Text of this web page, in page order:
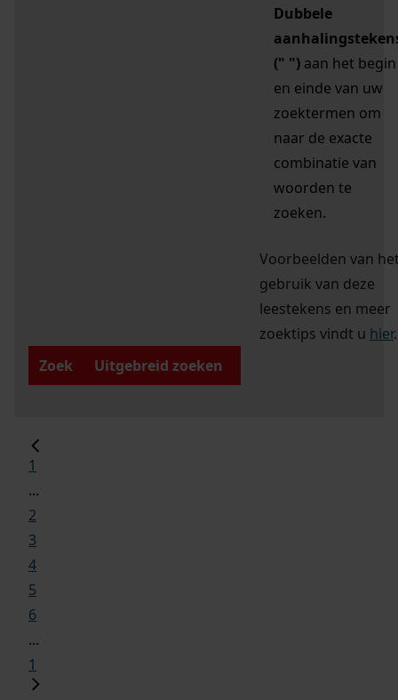
Dubbele
(" ") aan het begin
en einde van uw
zoektermen om
naar de exacte
combinatie van
woorden te
zoeken.
Voorbeelden van
gebruik van deze
leestekens en meer
zoektips vindt u hier.
Zoek
Uitgebreid zoeken
1
...
2
3
4
5
6
...
1